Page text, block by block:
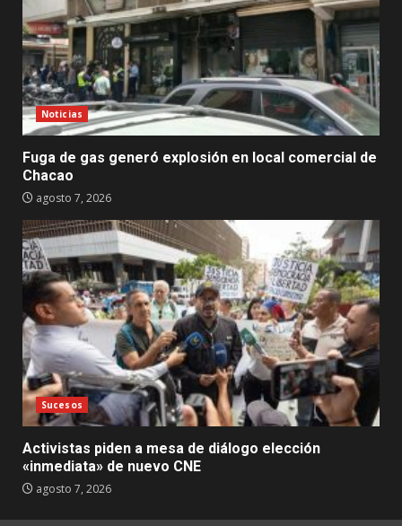
Noticias
Fuga de gas generó explosión en local comercial de
Chacao
agosto 7, 2026
Sucesos
Activistas piden a mesa de diálogo elección
«inmediata» de nuevo CNE
agosto 7, 2026